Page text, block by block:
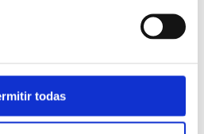
todas
per millorar
en un call center